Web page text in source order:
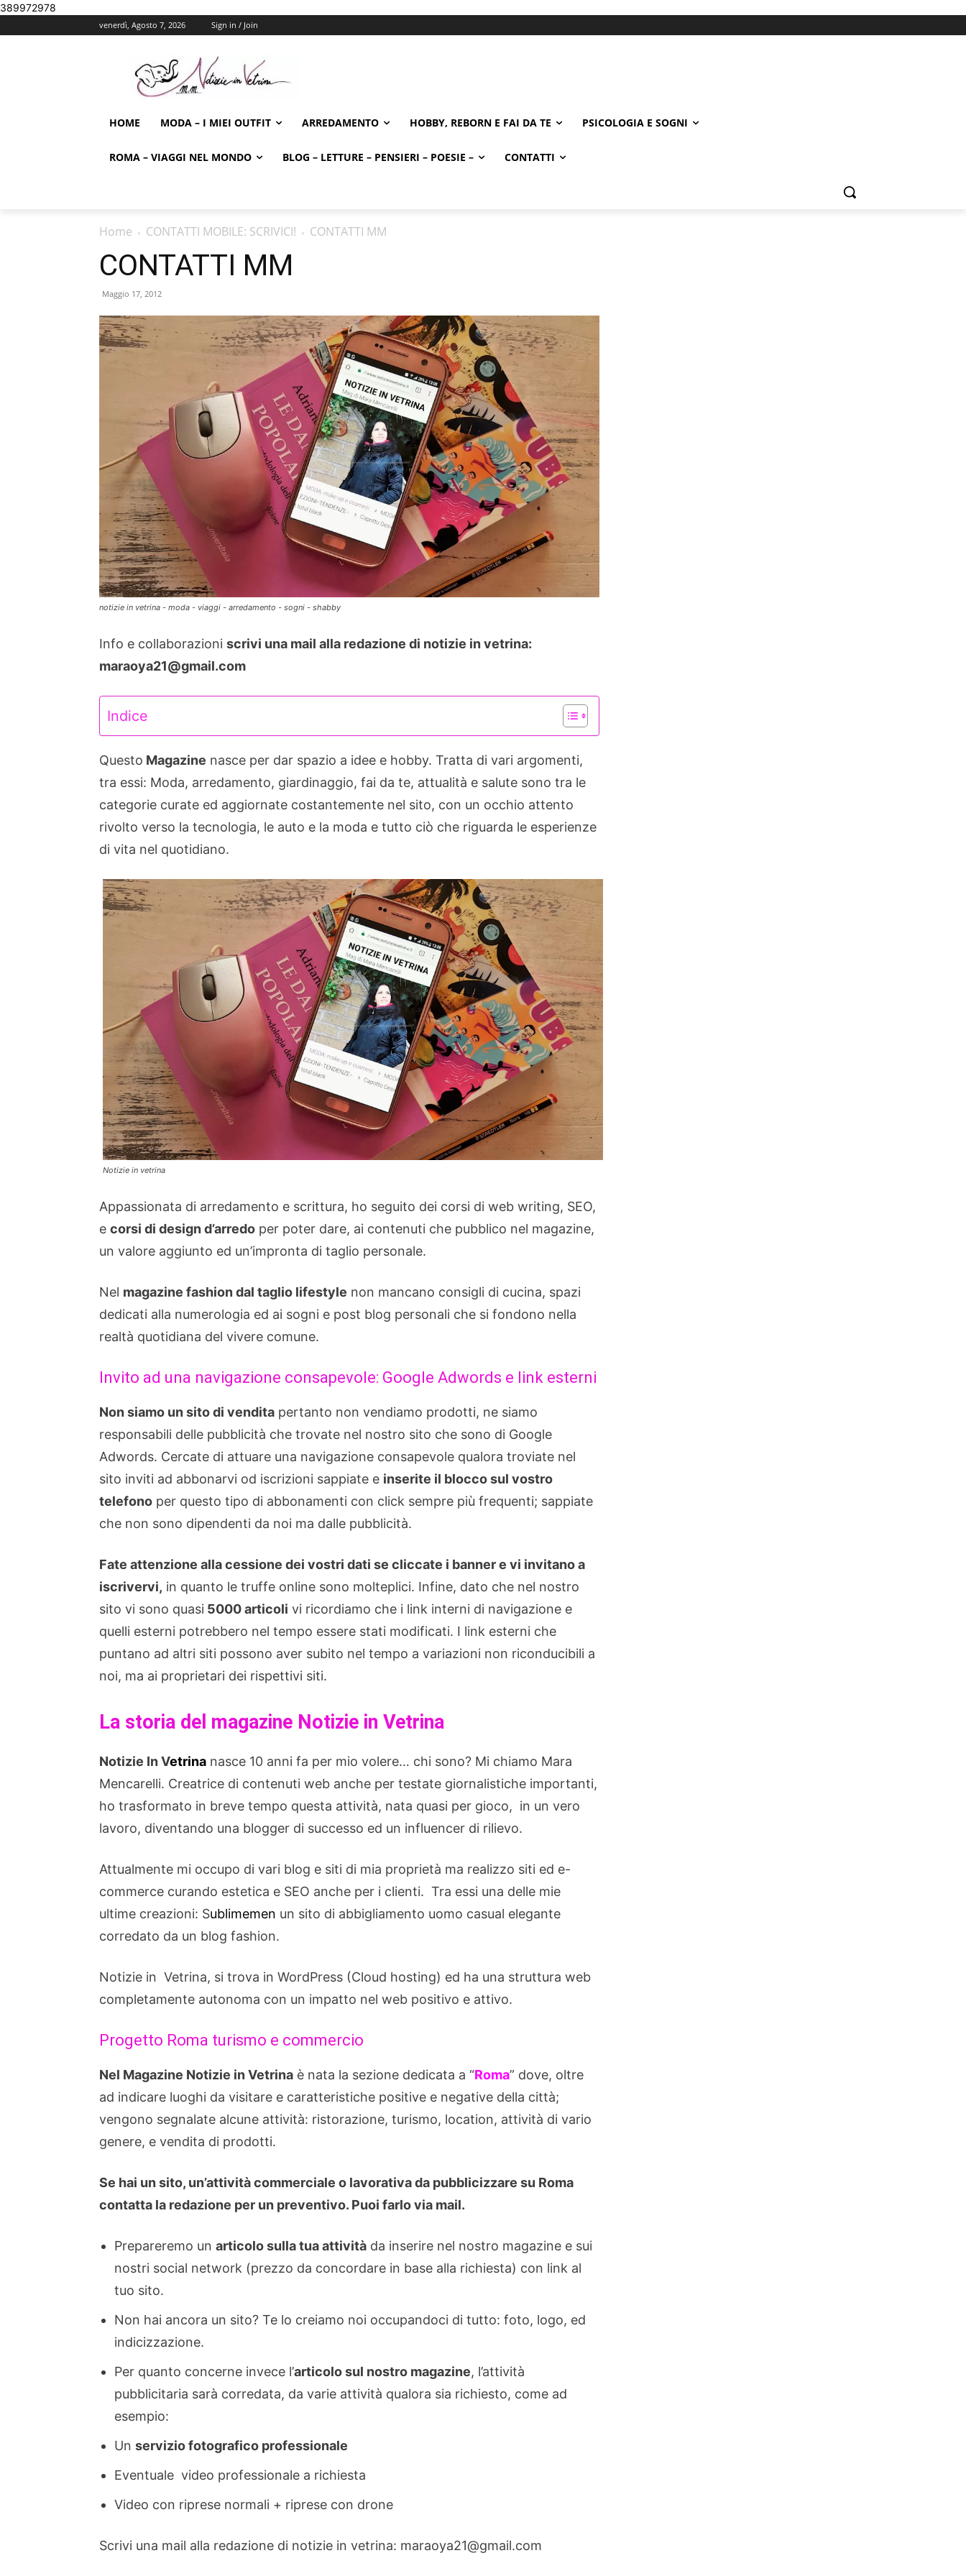
389972978
venerdì, Agosto 7, 2026 Sign in / Join
HOME MODA – I MIEI OUTFIT ARREDAMENTO HOBBY, REBORN E FAI DA TE PSICOLOGIA E SOGNI
ROMA – VIAGGI NEL MONDO BLOG – LETTURE – PENSIERI – POESIE – CONTATTI
Home CONTATTI MOBILE: SCRIVICI! CONTATTI MM
CONTATTI MM
Maggio 17, 2012
notizie in vetrina - moda - viaggi - arredamento - sogni - shabby
Info e collaborazioni scrivi una mail alla redazione di notizie in vetrina:
maraoya21@gmail.com
Indice
Questo Magazine nasce per dar spazio a idee e hobby. Tratta di vari argomenti,
tra essi: Moda, arredamento, giardinaggio, fai da te, attualità e salute sono tra le
categorie curate ed aggiornate costantemente nel sito, con un occhio attento
rivolto verso la tecnologia, le auto e la moda e tutto ciò che riguarda le esperienze
di vita nel quotidiano.
Notizie in vetrina
Appassionata di arredamento e scrittura, ho seguito dei corsi di web writing, SEO,
e corsi di design d’arredo per poter dare, ai contenuti che pubblico nel magazine,
un valore aggiunto ed un’impronta di taglio personale.
Nel magazine fashion dal taglio lifestyle non mancano consigli di cucina, spazi
dedicati alla numerologia ed ai sogni e post blog personali che si fondono nella
realtà quotidiana del vivere comune.
Invito ad una navigazione consapevole: Google Adwords e link esterni
Non siamo un sito di vendita pertanto non vendiamo prodotti, ne siamo
responsabili delle pubblicità che trovate nel nostro sito che sono di Google
Adwords. Cercate di attuare una navigazione consapevole qualora troviate nel
sito inviti ad abbonarvi od iscrizioni sappiate e inserite il blocco sul vostro
telefono per questo tipo di abbonamenti con click sempre più frequenti; sappiate
che non sono dipendenti da noi ma dalle pubblicità.
Fate attenzione alla cessione dei vostri dati se cliccate i banner e vi invitano a
iscrivervi, in quanto le truffe online sono molteplici. Infine, dato che nel nostro
sito vi sono quasi 5000 articoli vi ricordiamo che i link interni di navigazione e
quelli esterni potrebbero nel tempo essere stati modificati. I link esterni che
puntano ad altri siti possono aver subito nel tempo a variazioni non riconducibili a
noi, ma ai proprietari dei rispettivi siti.
La storia del magazine Notizie in Vetrina
Notizie In Vetrina nasce 10 anni fa per mio volere… chi sono? Mi chiamo Mara
Mencarelli. Creatrice di contenuti web anche per testate giornalistiche importanti,
ho trasformato in breve tempo questa attività, nata quasi per gioco, in un vero
lavoro, diventando una blogger di successo ed un influencer di rilievo.
Attualmente mi occupo di vari blog e siti di mia proprietà ma realizzo siti ed e-
commerce curando estetica e SEO anche per i clienti. Tra essi una delle mie
ultime creazioni: Sublimemen un sito di abbigliamento uomo casual elegante
corredato da un blog fashion.
Notizie in Vetrina, si trova in WordPress (Cloud hosting) ed ha una struttura web
completamente autonoma con un impatto nel web positivo e attivo.
Progetto Roma turismo e commercio
Nel Magazine Notizie in Vetrina è nata la sezione dedicata a “Roma” dove, oltre
ad indicare luoghi da visitare e caratteristiche positive e negative della città;
vengono segnalate alcune attività: ristorazione, turismo, location, attività di vario
genere, e vendita di prodotti.
Se hai un sito, un’attività commerciale o lavorativa da pubblicizzare su Roma
contatta la redazione per un preventivo. Puoi farlo via mail.
Prepareremo un articolo sulla tua attività da inserire nel nostro magazine e sui
nostri social network (prezzo da concordare in base alla richiesta) con link al
tuo sito.
Non hai ancora un sito? Te lo creiamo noi occupandoci di tutto: foto, logo, ed
indicizzazione.
Per quanto concerne invece l’articolo sul nostro magazine, l’attività
pubblicitaria sarà corredata, da varie attività qualora sia richiesto, come ad
esempio:
Un servizio fotografico professionale
Eventuale video professionale a richiesta
Video con riprese normali + riprese con drone
Scrivi una mail alla redazione di notizie in vetrina: maraoya21@gmail.com